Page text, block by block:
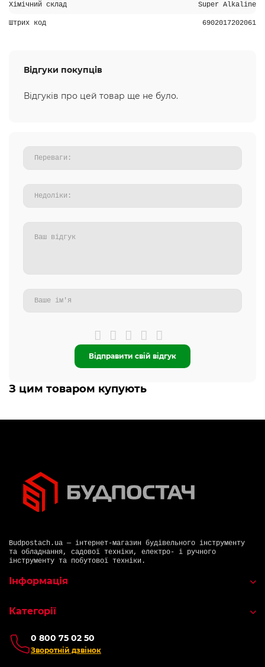
Хімічний склад Super Alkaline
Штрих код 6902017202061
Відгуки покупців
Відгуків про цей товар ще не було.
Відправити свій відгук
З цим товаром купують
Budpostach.ua — інтернет-магазин будівельного інструменту
та обладнання, садової техніки, електро- і ручного
інструменту та побутової техніки.
0 800 75 02 50
Зворотній дзвінок
Інформація
Категорії